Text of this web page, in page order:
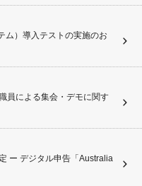
ム）導入テストの実施のお
員による集会・デモに関す
ー デジタル申告「Australia